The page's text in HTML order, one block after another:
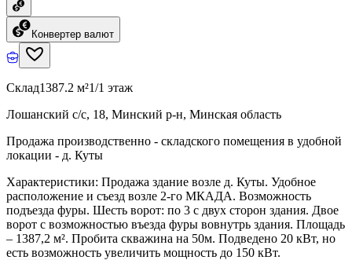
Конвертер валют
Склад1387.2 м²1/1 этаж
Лошанский с/с, 18, Минский р-н, Минская область
Продажа производственно - складского помещения в удобной
локации - д. Куты
Характеристики: Продажа здание возле д. Куты. Удобное
расположение и съезд возле 2-го МКАДА. Возможность
подъезда фуры. Шесть ворот: по 3 с двух сторон здания. Двое
ворот с возможностью въезда фуры вовнутрь здания. Площадь
– 1387,2 м². Пробита скважина на 50м. Подведено 20 кВт, но
есть возможность увеличить мощность до 150 кВт.